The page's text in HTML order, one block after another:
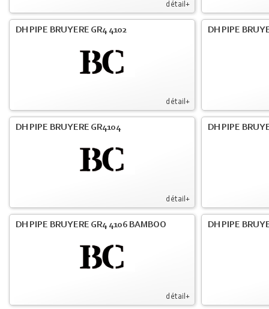
détail+
détail+
DH PIPE BRUYERE GR4 4102 DH PIPE
détail+
DH PIPE BRUYERE GR4104 DH PIPE
détail+
DH PIPE BRUYERE GR4 4106 BAMBOO DH PIPE